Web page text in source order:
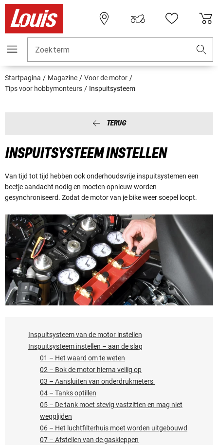
Zoekterm
Startpagina Magazine
Voor de motor
Tips voor hobbymonteurs
Inspuitsysteem
TERUG
INSPUITSYSTEEM INSTELLEN
Van tijd tot tijd hebben ook onderhoudsvrije inspuitsystemen een
beetje aandacht nodig en moeten opnieuw worden
gesynchroniseerd. Zodat de motor van je bike weer soepel loopt.
Inspuitsysteem van de motor instellen
Inspuitsysteem instellen – aan de slag
01 – Het waard om te weten
02 – Bok de motor hierna veilig op
03 – Aansluiten van onderdrukmeters
04 – Tanks optillen
05 – De tank moet stevig vastzitten en mag niet
wegglijden
06 – Het luchtfilterhuis moet worden uitgebouwd
07 – Afstellen van de gaskleppen